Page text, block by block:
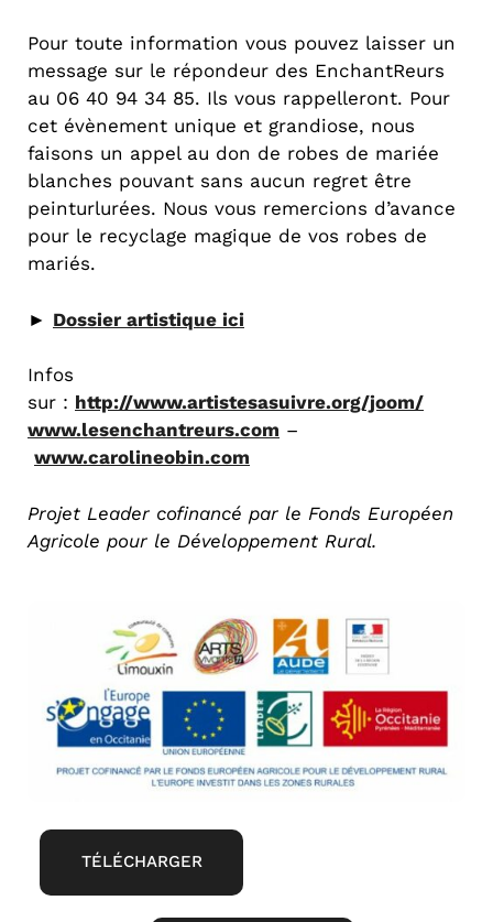
Pour toute information vous pouvez laisser un
message sur le répondeur des EnchantReurs
au 06 40 94 34 85. Ils vous rappelleront. Pour
cet évènement unique et grandiose, nous
faisons un appel au don de robes de mariée
blanches pouvant sans aucun regret être
peinturlurées. Nous vous remercions d’avance
pour le recyclage magique de vos robes de
mariés.
► Dossier artistique ici
Infos
sur : http://www.artistesasuivre.org/joom/
www.lesenchantreurs.com –
www.carolineobin.com
Projet Leader cofinancé par le Fonds Européen
Agricole pour le Développement Rural.
TÉLÉCHARGER